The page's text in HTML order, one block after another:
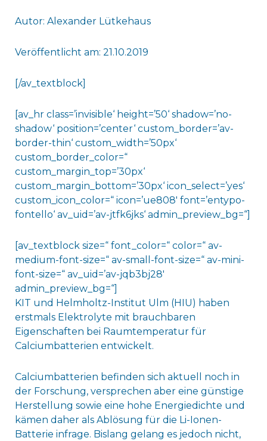
Autor: Alexander Lütkehaus
Veröffentlicht am: 21.10.2019
[/av_textblock]
[av_hr class=’invisible‘ height=’50‘ shadow=’no-
shadow‘ position=’center‘ custom_border=’av-
border-thin‘ custom_width=’50px‘
custom_border_color=“
custom_margin_top=’30px‘
custom_margin_bottom=’30px‘ icon_select=’yes‘
custom_icon_color=“ icon=’ue808′ font=’entypo-
fontello‘ av_uid=’av-jtfk6jks‘ admin_preview_bg=“]
[av_textblock size=“ font_color=“ color=“ av-
medium-font-size=“ av-small-font-size=“ av-mini-
font-size=“ av_uid=’av-jqb3bj28′
admin_preview_bg=“]
KIT und Helmholtz-Institut Ulm (HIU) haben
erstmals Elektrolyte mit brauchbaren
Eigenschaften bei Raumtemperatur für
Calciumbatterien entwickelt.
Calciumbatterien befinden sich aktuell noch in
der Forschung, versprechen aber eine günstige
Herstellung sowie eine hohe Energiedichte und
kämen daher als Ablösung für die Li-Ionen-
Batterie infrage. Bislang gelang es jedoch nicht,